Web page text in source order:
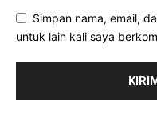
Simpan nama, email,
untuk lain kali saya